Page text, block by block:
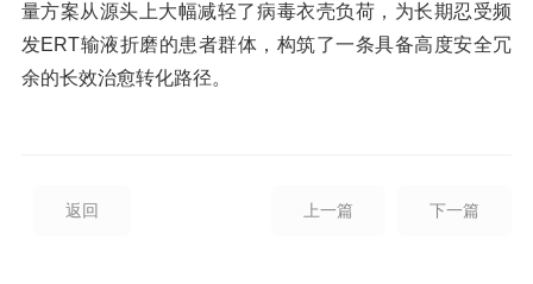
量方案从源头上大幅减轻了病毒衣壳负荷，为长期忍受频
发ERT输液折磨的患者群体，构筑了一条具备高度安全冗
余的长效治愈转化路径。
返回 下一篇
上一篇